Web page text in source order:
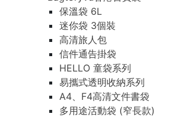
保溫袋 6L
迷你袋 3個裝
高清旅人包
信件通告掛袋
HELLO 童袋系列
易攜式透明收納系列
A4、F4高清文件書袋
多用途活動袋 (窄長款)